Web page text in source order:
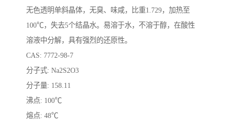
无色透明单斜晶体，无臭、味咸，比重1.729，加热至
100℃，失去5个结晶水。易溶于水，不溶于醇，在酸性
溶液中分解，具有强烈的还原性。
CAS: 7772-98-7
分子式: Na2S2O3
分子量: 158.11
沸点: 100℃
熔点: 48℃